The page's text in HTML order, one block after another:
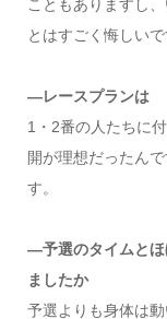
こともありますし
とはすごく悔しいで
―レースプランは
1・2番の人たちに
開が理想だったん
す。
―予選のタイムとほ
ましたか
予選よりも身体は